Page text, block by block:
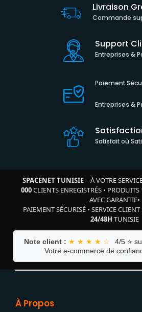
Livraison
Commande
Support
Entreprises &
Paiement
Entreprises &
Satisfait où
SPACENET TUNISIE– À VOTRE
000CLIENTS ENREGISTRÉS•
AVEC GARANTIE•
PAIEMENT SÉCURISÉ • SERVICE CLIENT
24/48H TUNISIE
Note client : ★ ★ ★ ★ ☆
4/5 ⭐
Votre e-commerce de
À Propos